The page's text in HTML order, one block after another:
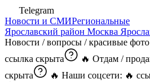
Telegram
Новости и СМИРегиональные
Ярославский район Москва
Новости / вопросы / красивые
ссылка скрыта
🔥 Отдам /
скрыта
🔥 Наши соцсети: 🔥